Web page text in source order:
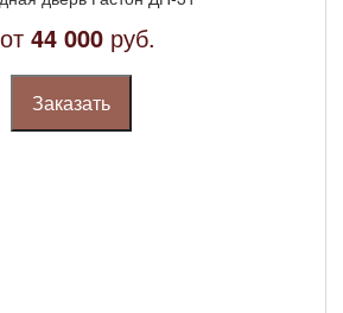
от 44 000 руб.
Заказать